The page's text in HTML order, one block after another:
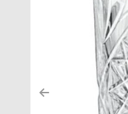
Previous